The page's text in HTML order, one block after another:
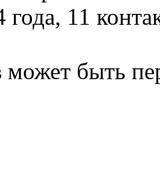
11
может быть